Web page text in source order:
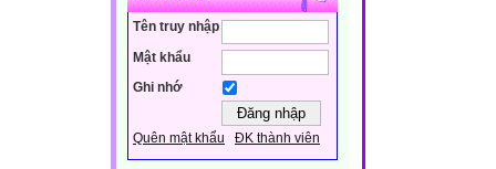
Tên truy nhập
Mật khẩu
Ghi nhớ
Quên mật khẩu ĐK thành viên